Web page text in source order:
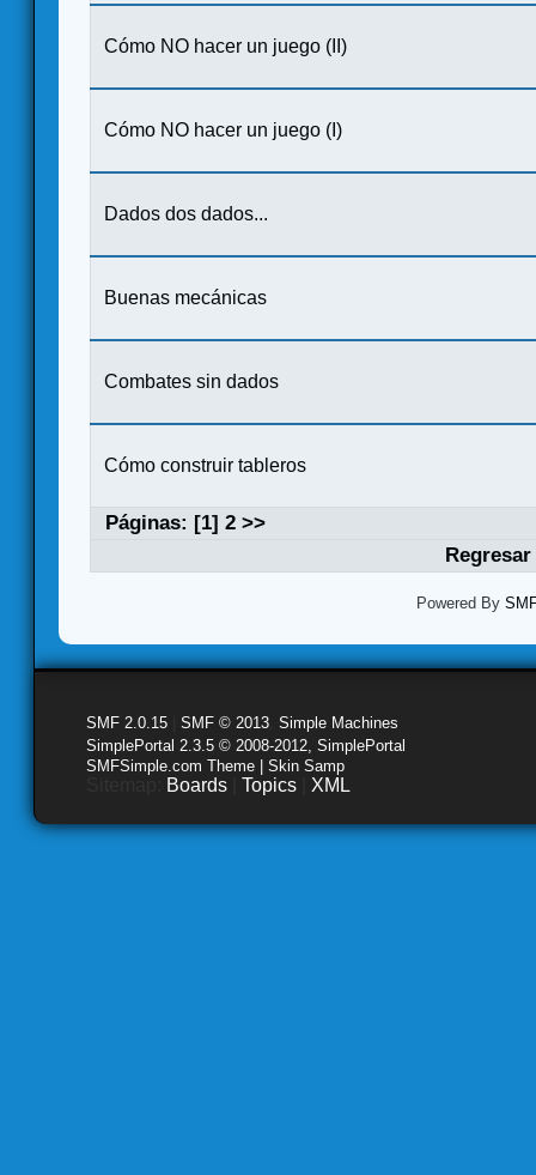
Cómo NO hacer un juego (II)
Cómo NO hacer un juego (I)
Dados dos dados...
Buenas mecánicas
Combates sin dados
Cómo construir tableros
Páginas: [1] 2 >>
Powered By
SMF 2.0.15 SMF © 2013 Simple Machines
SimplePortal 2.3.5 © 2008-2012, SimplePortal
SMFSimple.com Theme | Skin Samp
Boards Topics XML